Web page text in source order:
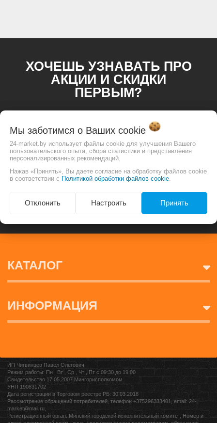
ХОЧЕШЬ УЗНАВАТЬ ПРО
АКЦИИ И СКИДКИ
ПЕРВЫМ?
КАТАЛОГ
ИНФОРМАЦИЯ
ИП Чигвинцев Павел Олегович
Режим работы: Пн , Вт , Ср , Чт , Пт c 09:30 до 19:00
Свидетельство 17.05.2007 Мингорисполкомом
УНП 190831702
Дата регистрации в Торговом реестре РБ: 30.03.2018
Рассмотрение обращений потребителей, телефон +375296333401, email: 24-
market@mail.ru,
Регистрационный орган: Минский городской исполнительный комитет, Номер и
Мы заботимся о Ваших cookie
24-market.by использует файлы cookie для улучшения Вашего
пользовательского опыта, сбора статистики и представления
персонализированных рекомендаций.
Нажав «Принять», Вы даете согласие на обработку файлов cookie
в соответствии с Политикой обработки файлов cookie
Отклонить Настроить Принять